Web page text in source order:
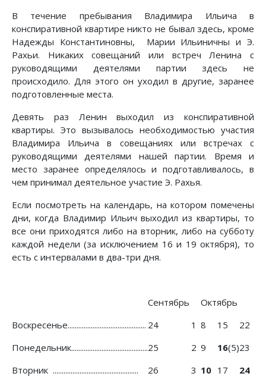
В течение пребывания Владимира Ильича в
конспиративной квартире никто не бывал здесь, кроме
Надежды Константиновны, Марии Ильиничны и Э.
Рахьи. Никаких совещаний или встреч Ленина с
руководящими деятелями партии здесь не
происходило. Для этого он уходил в другие, заранее
подготовленные места.
Девять раз Ленин выходил из конспиративной
квартиры. Это вызывалось необходимостью участия
Владимира Ильича в совещаниях или встречах с
руководящими деятелями нашей партии. Время и
место заранее определялось и подготавливалось, в
чем принимал деятельное участие Э. Рахья.
Если посмотреть на календарь, на котором помечены
дни, когда Владимир Ильич выходил из квартиры, то
все они приходятся либо на вторник, либо на субботу
каждой недели (за исключением 16 и 19 октября), то
есть с интервалами в два-три дня.
Сентябрь
Октябрь
Воскресенье............................................ 24 1 8 15
22
Понедельник...........................................25 2 9 16(5)23
Вторник ................................................
26 3 10 17
24